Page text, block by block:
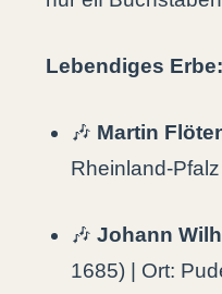
Lebendiges
🎶 Martin
Rheinland-Pfalz
🎶Johann
1685) | Ort: